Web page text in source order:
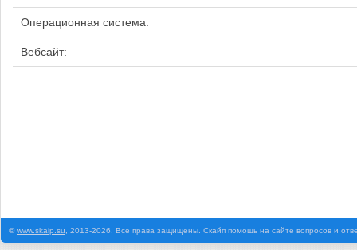
Операционная система:
Вебсайт:
©www.skaip.su , 2013-2026. Все права защищены. Скайп помощь на сайте вопросов и